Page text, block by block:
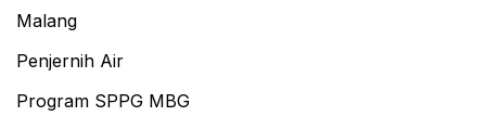
Malang
Penjernih Air
Program SPPG MBG